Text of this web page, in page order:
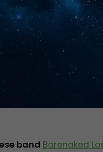
band Barenaked